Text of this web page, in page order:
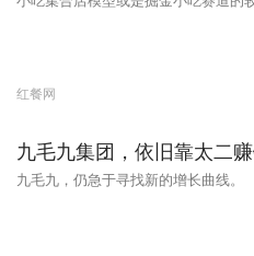
红餐网
九毛九集团，依旧靠太二赚
九毛九，仍急于寻找新的增长曲线。